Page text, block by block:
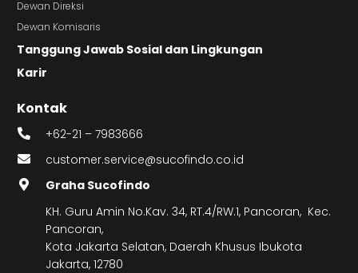
Dewan Direksi
Dewan Komisaris
Tanggung Jawab Sosial dan Lingkungan
Karir
Kontak
+62-21 – 7983666
customer.service@sucofindo.co.id
Graha Sucofindo
KH. Guru Amin No.Kav. 34, RT.4/RW.1, Pancoran, Kec.
Pancoran,
Kota Jakarta Selatan, Daerah Khusus Ibukota
Jakarta, 12780